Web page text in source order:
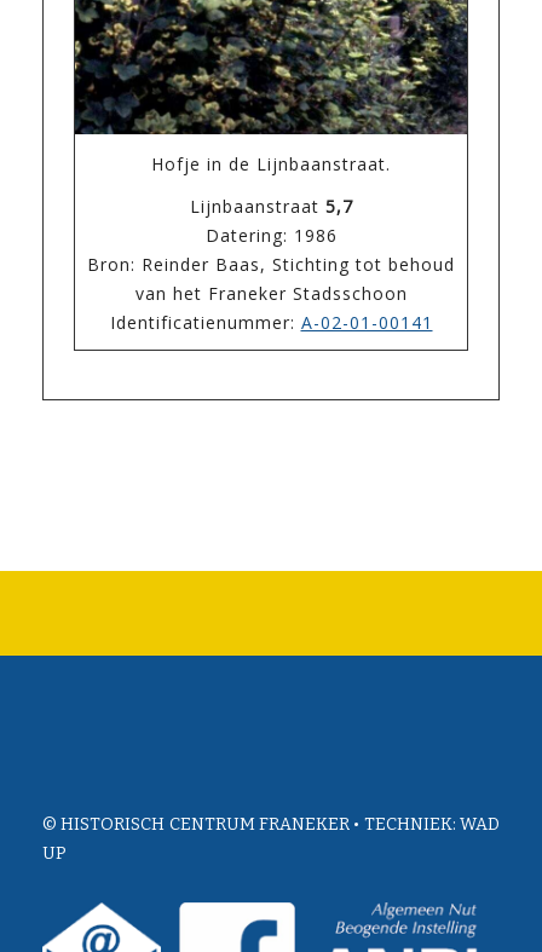
Hofje in de Lijnbaanstraat.
Lijnbaanstraat 5,7
Datering: 1986
Bron: Reinder Baas, Stichting tot behoud
van het Franeker Stadsschoon
Identificatienummer: A-02-01-00141
© HISTORISCH CENTRUM FRANEKER • TECHNIEK: WAD
UP